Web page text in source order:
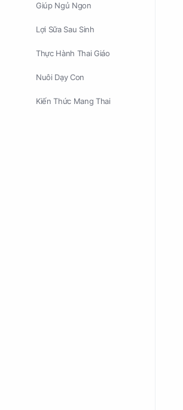
Giúp Ngủ Ngon
Lợi Sữa Sau Sinh
Thực Hành Thai Giáo
Nuôi Dạy Con
Kiến Thức Mang Thai